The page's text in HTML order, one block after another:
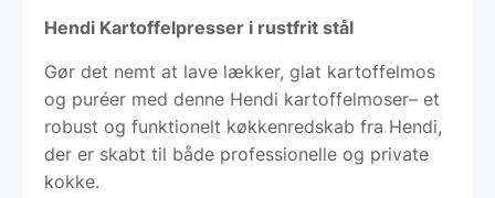
Hendi Kartoffelpresser i rustfrit stål
Gør det nemt at lave lækker, glat kartoffelmos
og puréer med denne Hendi kartoffelmoser– et
robust og funktionelt køkkenredskab fra Hendi,
der er skabt til både professionelle og private
kokke.